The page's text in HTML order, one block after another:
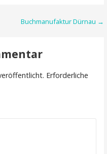
Buchmanufaktur Dürnau →
Erforderliche